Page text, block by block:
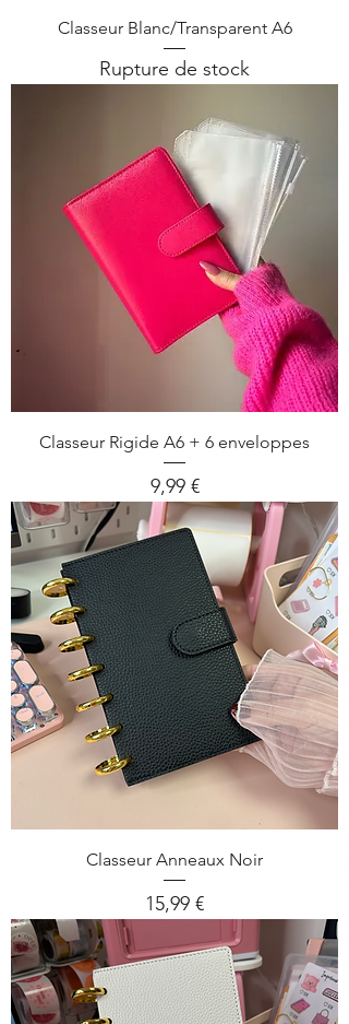
Classeur Blanc/Transparent A6
Rupture de stock
Classeur Rigide A6 + 6 enveloppes
Prix
9,99 €
Classeur Anneaux Noir
Prix
15,99 €